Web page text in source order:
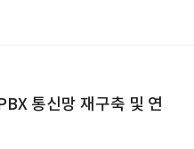
통신망 재구축 및 연